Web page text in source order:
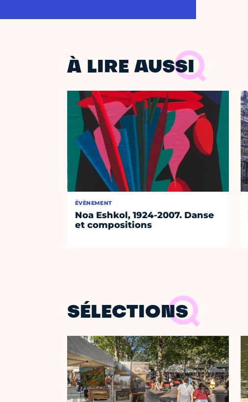
À LIRE AUSSI
ÉVÈNEMENT
Noa Eshkol, 1924-2007. Danse
et compositions
SÉLECTIONS